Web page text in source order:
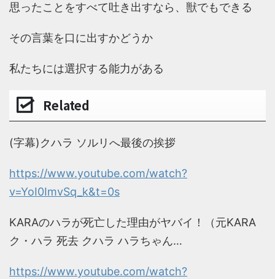
思ったことをすべて吐き出すなら、獣でもできる
その言葉を口に出すかどうか
私たちには選択する能力がある
Related
(字幕)クハラ ソルリへ最後の挨拶
https://www.youtube.com/watch?
v=YoI0ImvSq_k&t=0s
KARAのハラが死亡した理由がヤバイ！（元KARA
ク・ハラ 死去 クハラ ハラちゃん…
https://www.youtube.com/watch?